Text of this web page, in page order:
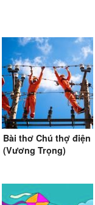
Bài thơ Chú thợ điện
(Vương Trọng)